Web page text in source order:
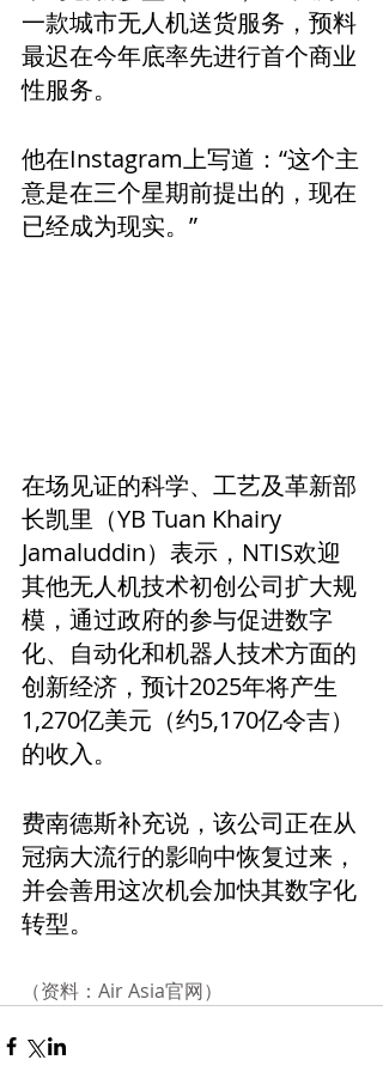
一款城市无人机送货服务，预料
最迟在今年底率先进行首个商业
性服务。
他在Instagram上写道：“这个主
意是在三个星期前提出的，现在
已经成为现实。”
在场见证的科学、工艺及革新部
长凯里（YB Tuan Khairy
Jamaluddin）表示，NTIS欢迎
其他无人机技术初创公司扩大规
模，通过政府的参与促进数字
化、自动化和机器人技术方面的
创新经济，预计2025年将产生
1,270亿美元（约5,170亿令吉）
的收入。
费南德斯补充说，该公司正在从
冠病大流行的影响中恢复过来，
并会善用这次机会加快其数字化
转型。
（资料：Air Asia官网）